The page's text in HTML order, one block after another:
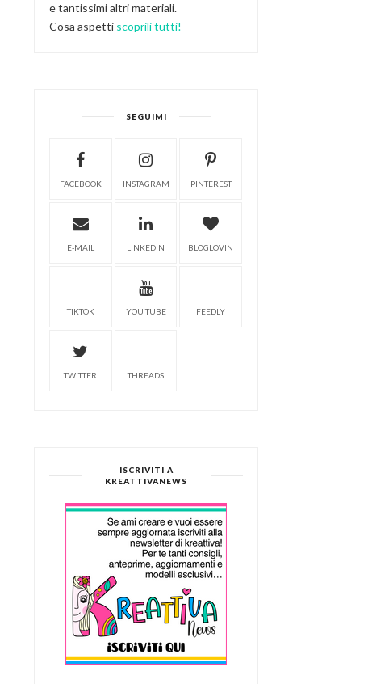
e tantissimi altri materiali.
Cosa aspetti scoprili tutti!
SEGUIMI
FACEBOOK INSTAGRAM PINTEREST
E-MAIL LINKEDIN BLOGLOVIN
TIKTOK YOU TUBE FEEDLY
TWITTER THREADS
ISCRIVITI A
KREATTIVANEWS